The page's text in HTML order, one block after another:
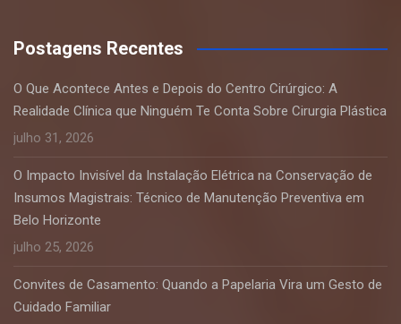
Postagens Recentes
O Que Acontece Antes e Depois do Centro Cirúrgico: A
Realidade Clínica que Ninguém Te Conta Sobre Cirurgia Plástica
julho 31, 2026
O Impacto Invisível da Instalação Elétrica na Conservação de
Insumos Magistrais: Técnico de Manutenção Preventiva em
Belo Horizonte
julho 25, 2026
Convites de Casamento: Quando a Papelaria Vira um Gesto de
Cuidado Familiar